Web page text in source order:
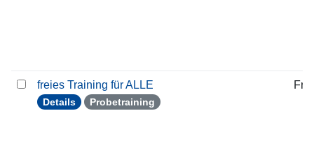
freies Training für ALLE
Details Probetraining